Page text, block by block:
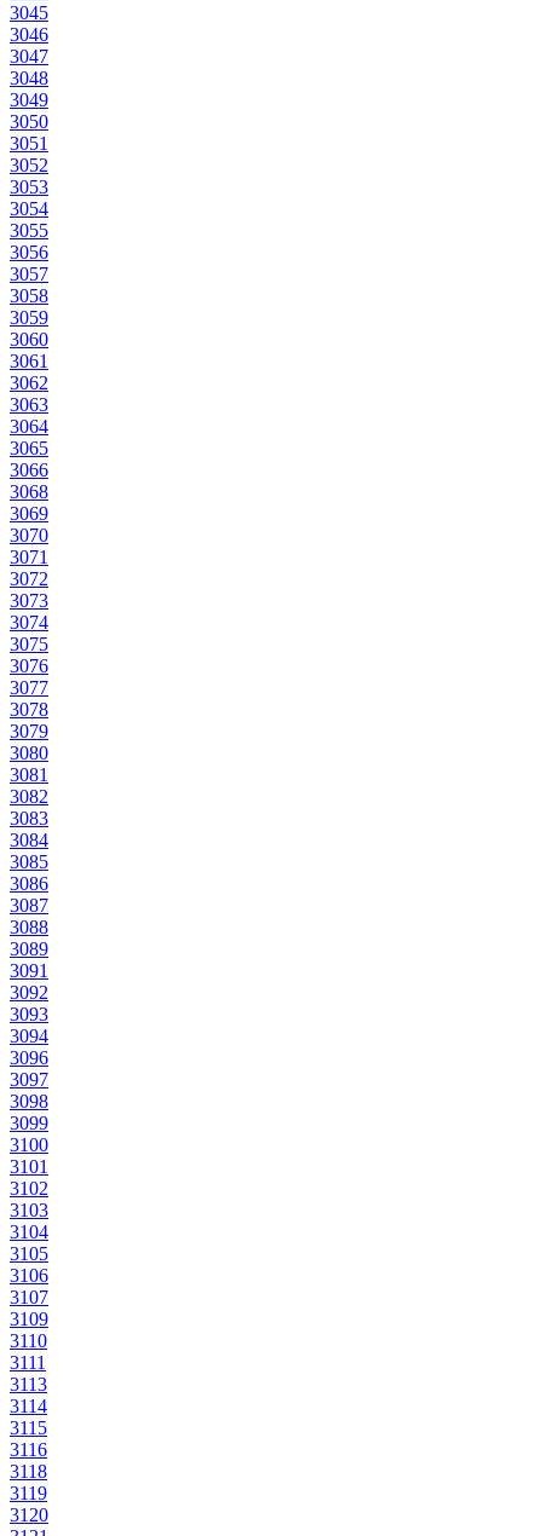
3045
3046
3047
3048
3049
3050
3051
3052
3053
3054
3055
3056
3057
3058
3059
3060
3061
3062
3063
3064
3065
3066
3068
3069
3070
3071
3072
3073
3074
3075
3076
3077
3078
3079
3080
3081
3082
3083
3084
3085
3086
3087
3088
3089
3091
3092
3093
3094
3096
3097
3098
3099
3100
3101
3102
3103
3104
3105
3106
3107
3109
3110
3111
3113
3114
3115
3116
3118
3119
3120